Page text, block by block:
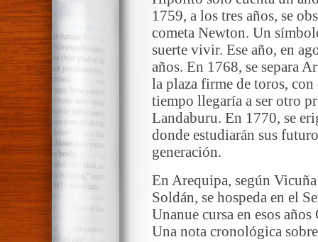
1759, a los tres años, se
cometa Newton. Un
suerte vivir. Ese año, en
años. En 1768, se separa
la plaza firme de toros,
tiempo llegaría a ser otro
Landaburu. En 1770, se
donde estudiarán sus
generación.
En Arequipa, según
Soldán, se hospeda en el
Unanue cursa en esos
Una nota cronológica